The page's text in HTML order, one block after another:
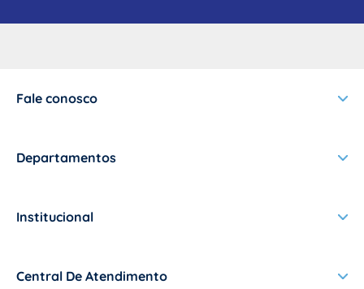
Fale conosco +
Departamentos +
Institucional +
Central De Atendimento +